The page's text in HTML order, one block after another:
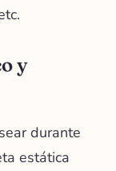
y
durante
estática